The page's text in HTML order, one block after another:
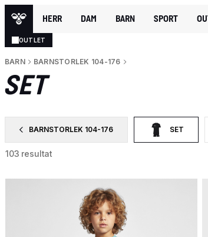
HERR DAM BARN SPORT
OUTLET
BARN BARNSTORLEK 104-176
SET
BARNSTORLEK 104-176
SORTERA EFTER CATEGORY: BARNSTORLEK 104-176
SET
VALD FÖR
103 resultat